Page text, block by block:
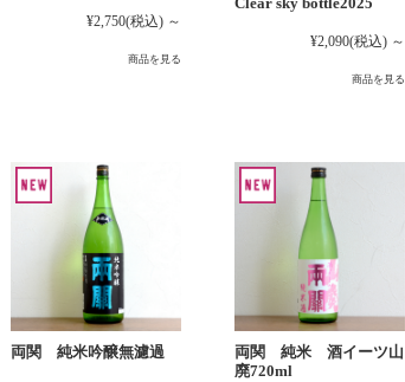
¥2,750(税込) ～
商品を見る
¥2,090(税込) ～
商品を見る
両関 純米吟醸無濾過
両関 純米 酒イーツ山
廃720ml